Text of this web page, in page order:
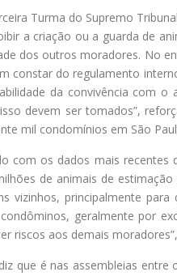
Turma do Supremo
a criação ou a guarda de
dos outros moradores. No
constar do regulamento
da convivência com
devem ser tomados”,
mil condomínios em São
com os dados mais recentes
de animais de
vizinhos, principalmente
geralmente por
riscos aos demais
que é nas assembleias